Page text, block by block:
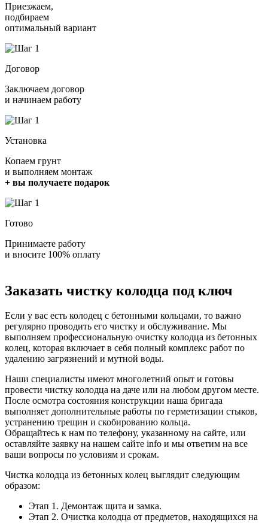
Приезжаем,
подбираем
оптимальный вариант
Договор
Заключаем договор
и начинаем работу
Установка
Копаем грунт
и выполняем монтаж
+ вы получаете подарок
Готово
Принимаете работу
и вносите 100% оплату
Заказать чистку колодца под ключ
Если у вас есть колодец с бетонными кольцами, то важно
регулярно проводить его чистку и обслуживание. Мы
выполняем профессиональную очистку колодца из бетонных
колец, которая включает в себя полный комплекс работ по
удалению загрязнений и мутной воды.
Наши специалисты имеют многолетний опыт и готовы
провести чистку колодца на даче или на любом другом месте.
После осмотра состояния конструкции наша бригада
выполняет дополнительные работы по герметизации стыков,
устранению трещин и скобированию кольца.
Обращайтесь к нам по телефону, указанному на сайте, или
оставляйте заявку на нашем сайте info и мы ответим на все
ваши вопросы по условиям и срокам.
Чистка колодца из бетонных колец выглядит следующим
образом:
Этап 1. Демонтаж щита и замка.
Этап 2. Очистка колодца от предметов, находящихся на